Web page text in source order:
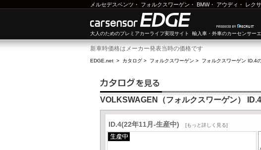
メルセデスベンツ ・ フォルクスワーゲン ・ BMW・ アウディ ・ レク
大人のためのプレミアカーライフ実現サイト 輸入車・外車のカーセンサー
新車時価格はメーカー発表当時の価格です
EDGE.net > カタログ > フォルクスワーゲン > フォルクスワーゲン ID.4
VOLKSWAGEN（フォルクスワーゲン） ID.4
ID.4(22年11月-生産中) [もっと詳しく見る]